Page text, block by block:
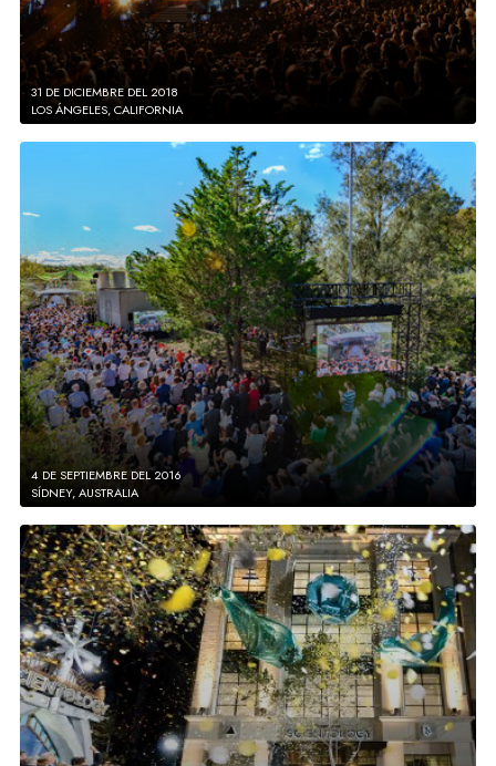
31 DE DICIEMBRE DEL 2018
LOS ÁNGELES, CALIFORNIA
4 DE SEPTIEMBRE DEL 2016
SÍDNEY, AUSTRALIA